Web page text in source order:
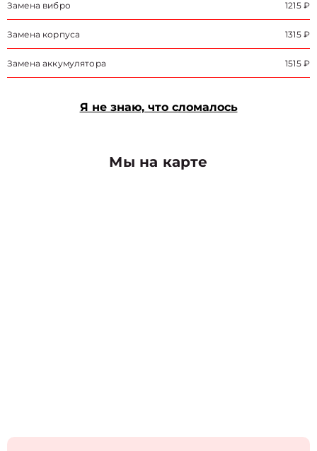
Замена вибро 1215 ₽
Замена корпуса 1315 ₽
Замена аккумулятора 1515 ₽
Я не знаю, что сломалось
Мы на карте